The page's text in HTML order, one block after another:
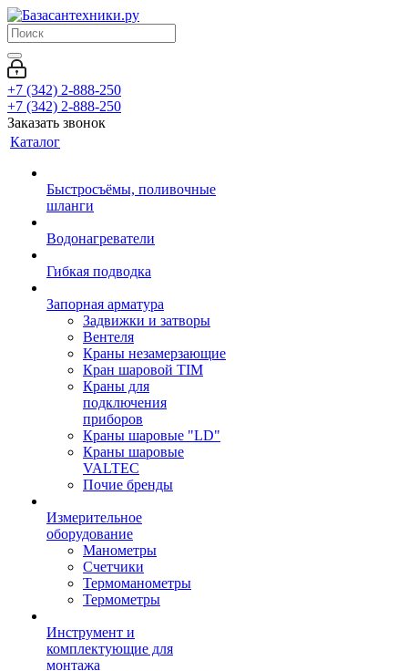
+7 (342) 2-888-250
+7 (342) 2-888-250
Заказать звонок
Каталог
Быстросъёмы, поливочные
шланги
Водонагреватели
Гибкая подводка
Запорная арматура
Задвижки и затворы
Вентеля
Краны незамерзающие
Кран шаровой TIM
Краны для
подключения
приборов
Краны шаровые "LD"
Краны шаровые
VALTEC
Почие бренды
Измерительное
оборудование
Манометры
Счетчики
Термоманометры
Термометры
Инструмент и
комплектующие для
монтажа